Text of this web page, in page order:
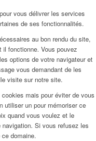
vous délivrer les services
de ses fonctionnalités.
au bon rendu du site,
il fonctionne. Vous pouvez
options de votre navigateur et
vous demandant de les
visite sur notre site.
mais pour éviter de vous
utiliser un pour mémoriser ce
quand vous voulez et le
navigation. Si vous refusez les
domaine.